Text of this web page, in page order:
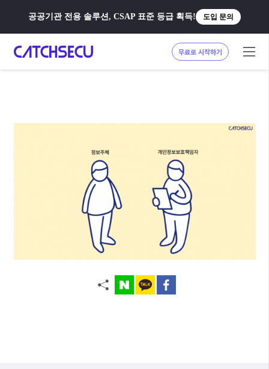
공공기관 전용 솔루션, CSAP 표준 등급 획득! 도입 문의
무료로 시작하기